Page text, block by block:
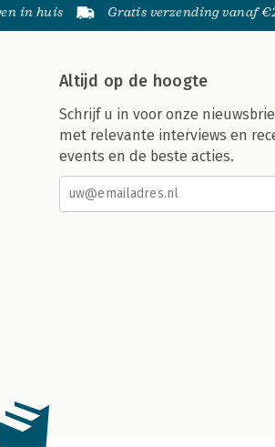
in huis Gratis verzending vanaf
Altijd op de hoogte
Schrijf u in voor onze
met relevante interviews en
events en de beste acties.